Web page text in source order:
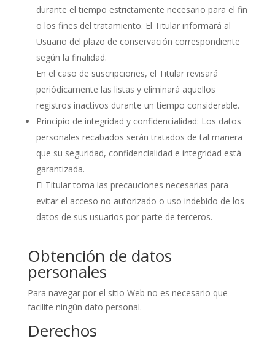
durante el tiempo estrictamente necesario para el fin
o los fines del tratamiento. El Titular informará al
Usuario del plazo de conservación correspondiente
según la finalidad.
En el caso de suscripciones, el Titular revisará
periódicamente las listas y eliminará aquellos
registros inactivos durante un tiempo considerable.
Principio de integridad y confidencialidad: Los datos
personales recabados serán tratados de tal manera
que su seguridad, confidencialidad e integridad está
garantizada.
El Titular toma las precauciones necesarias para
evitar el acceso no autorizado o uso indebido de los
datos de sus usuarios por parte de terceros.
Obtención de datos
personales
Para navegar por el sitio Web no es necesario que
facilite ningún dato personal.
Derechos